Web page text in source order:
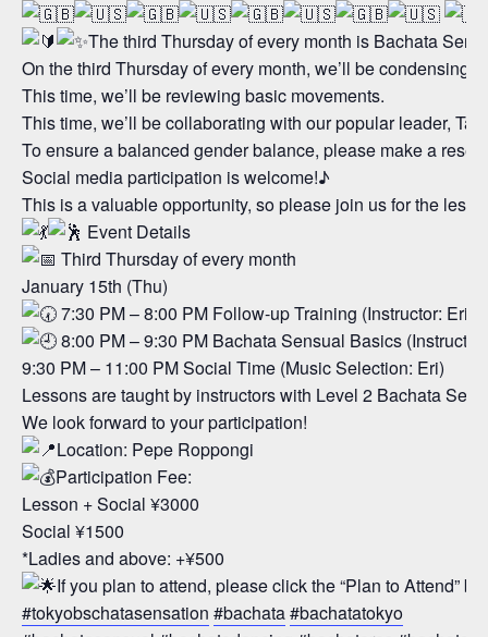
The third Thursday of every month is Bachata
On the third Thursday of every month, we’ll be condensing
This time, we’ll be reviewing basic movements.
This time, we’ll be collaborating with our popular leader,
To ensure a balanced gender balance, please make a
Social media participation is welcome!♪
This is a valuable opportunity, so please join us for the
Event Details
Third Thursday of every month
January 15th (Thu)
7:30 PM – 8:00 PM Follow-up Training (Instructor: Eri)
8:00 PM – 9:30 PM Bachata Sensual Basics
9:30 PM – 11:00 PM Social Time (Music Selection: Eri)
Lessons are taught by instructors with Level 2 Bachata
We look forward to your participation!
Location: Pepe Roppongi
Participation Fee:
Lesson + Social ¥3000
Social ¥1500
*Ladies and above: +¥500
If you plan to attend, please click the “Plan to Attend”
#tokyobschatasensation #bachata#bachatatokyo